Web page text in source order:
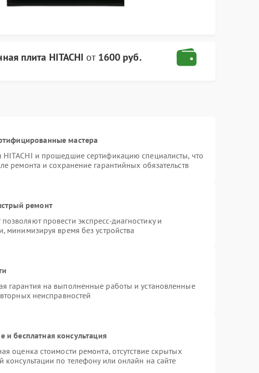
плита HITACHI от 1600 руб.
мастера
HITACHI и прошедшие сертификацию специалисты, что
ремонта и сохранение гарантийных обязательств
ремонт
провести экспресс-диагностику и
минимизируя время без устройства
гарантия на выполненные работы и установленные
неисправностей
и бесплатная консультация
оценка стоимости ремонта, отсутствие скрытых
консультации по телефону или онлайн на сайте